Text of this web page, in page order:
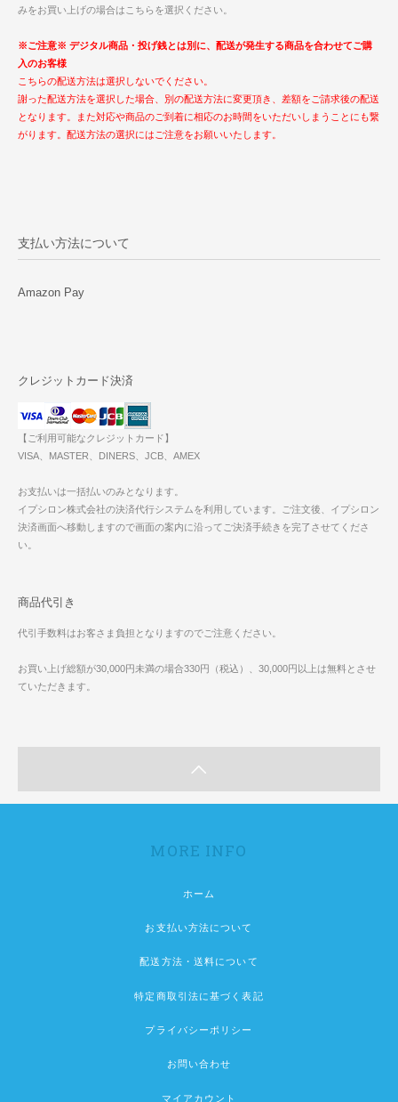
みをお買い上げの場合はこちらを選択ください。
※ご注意※ デジタル商品・投げ銭とは別に、配送が発生する商品を合わせてご購
入のお客様
こちらの配送方法は選択しないでください。
謝った配送方法を選択した場合、別の配送方法に変更頂き、差額をご請求後の配送
となります。また対応や商品のご到着に相応のお時間をいただいしまうことにも繋
がります。配送方法の選択にはご注意をお願いいたします。
支払い方法について
Amazon Pay
クレジットカード決済
【ご利用可能なクレジットカード】
VISA、MASTER、DINERS、JCB、AMEX
お支払いは一括払いのみとなります。
イプシロン株式会社の決済代行システムを利用しています。ご注文後、イプシロン
決済画面へ移動しますので画面の案内に沿ってご決済手続きを完了させてくださ
い。
商品代引き
代引手数料はお客さま負担となりますのでご注意ください。
お買い上げ総額が30,000円未満の場合330円（税込）、30,000円以上は無料とさせ
ていただきます。
MORE INFO
ホーム
お支払い方法について
配送方法・送料について
特定商取引法に基づく表記
プライバシーポリシー
お問い合わせ
マイアカウント